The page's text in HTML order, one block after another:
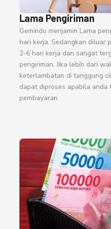
Lama Pengiriman
Gemindo menjamin Lama
hari kerja. Sedangkan diluar
2-6 hari kerja dan sangat
pengiriman. Jika lebih dari
keterlambatan di tanggung
dapat diproses apabila anda
pembayaran.